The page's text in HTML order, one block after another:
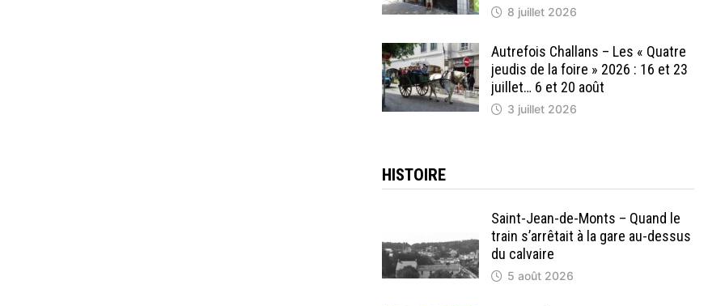
8 juillet 2026
Autrefois Challans – Les « Quatre
jeudis de la foire » 2026 : 16 et 23
juillet… 6 et 20 août
3 juillet 2026
HISTOIRE
Saint-Jean-de-Monts – Quand le
train s’arrêtait à la gare au-dessus
du calvaire
5 août 2026